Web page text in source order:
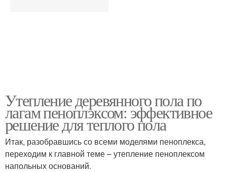
Утепление деревянного пола по
лагам пеноплэксом: эффективное
решение для теплого пола
Итак, разобравшись со всеми моделями пеноплекса,
переходим к главной теме – утепление пеноплексом
напольных оснований.